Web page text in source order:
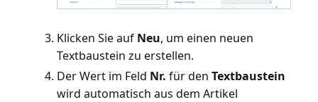
Klicken Sie auf Neu, um einen neuen
Textbaustein zu erstellen.
Der Wert im Feld Nr. für den Textbaustein
wird automatisch aus dem Artikel